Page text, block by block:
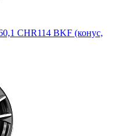
CHR114 BKF (конус,